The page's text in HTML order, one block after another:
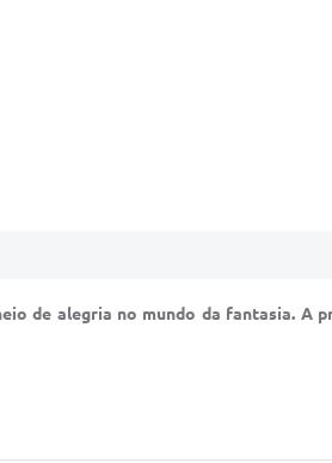
de alegria no mundo da fantasia. A